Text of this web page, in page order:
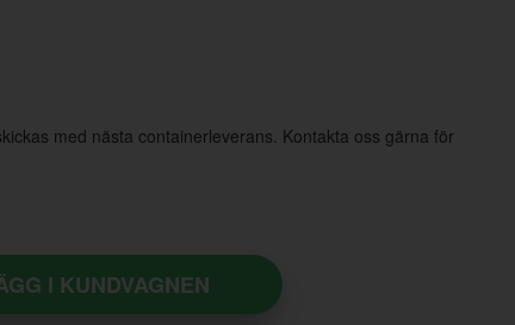
med nästa containerleverans. Kontakta oss gärna för
I KUNDVAGNEN